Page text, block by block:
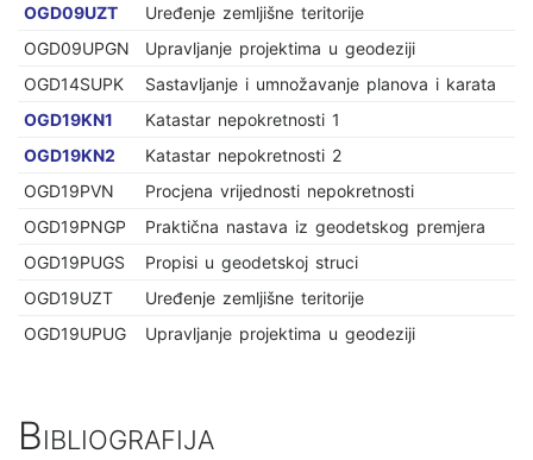
OGD09UZT
Uređenje zemljišne teritorije
OGD09UPGN
Upravljanje projektima u geodeziji
OGD14SUPK
Sastavljanje i umnožavanje planova i karata
OGD19KN1
Katastar nepokretnosti 1
OGD19KN2
Katastar nepokretnosti 2
OGD19PVN
Procjena vrijednosti nepokretnosti
OGD19PNGP
Praktična nastava iz geodetskog premjera
OGD19PUGS
Propisi u geodetskoj struci
OGD19UZT
Uređenje zemljišne teritorije
OGD19UPUG
Upravljanje projektima u geodeziji
Bibliografija